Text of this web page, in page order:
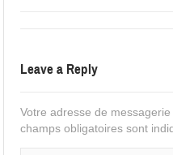
Leave a Reply
Votre adresse de
champs obligatoires sont